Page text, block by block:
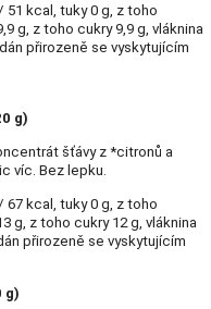
51 kcal, tuky 0 g, z toho
g, z toho cukry 9,9 g, vláknina
přirozeně se vyskytujícím
g)
šťávy z *citronů a
víc. Bez lepku.
67 kcal, tuky 0 g, z toho
g, z toho cukry 12 g, vláknina
přirozeně se vyskytujícím
g)